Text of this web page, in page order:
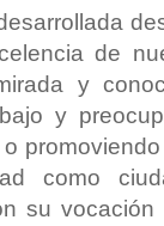
de
y
y
como
su